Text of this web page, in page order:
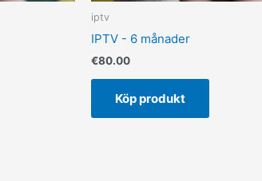
iptv
IPTV - 6 månader
€80.00
Köp produkt